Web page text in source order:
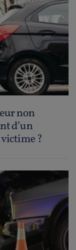
non
d’un
?